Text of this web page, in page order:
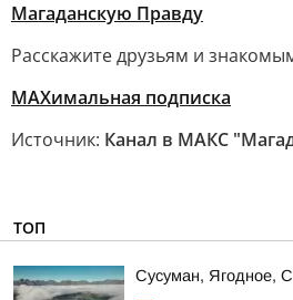
Магаданскую Правду
Расскажите друзьям и
МАХимальная подписка
Источник: Канал в МАКС
ТОП
Сусуман, Ягодное,